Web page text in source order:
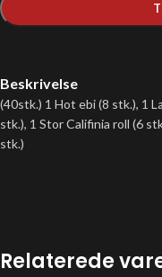
Beskrivelse
(40stk.) 1 Hot ebi (8 stk.), 1
stk.), 1 Stor Califinia roll (6
stk.)
Relaterede